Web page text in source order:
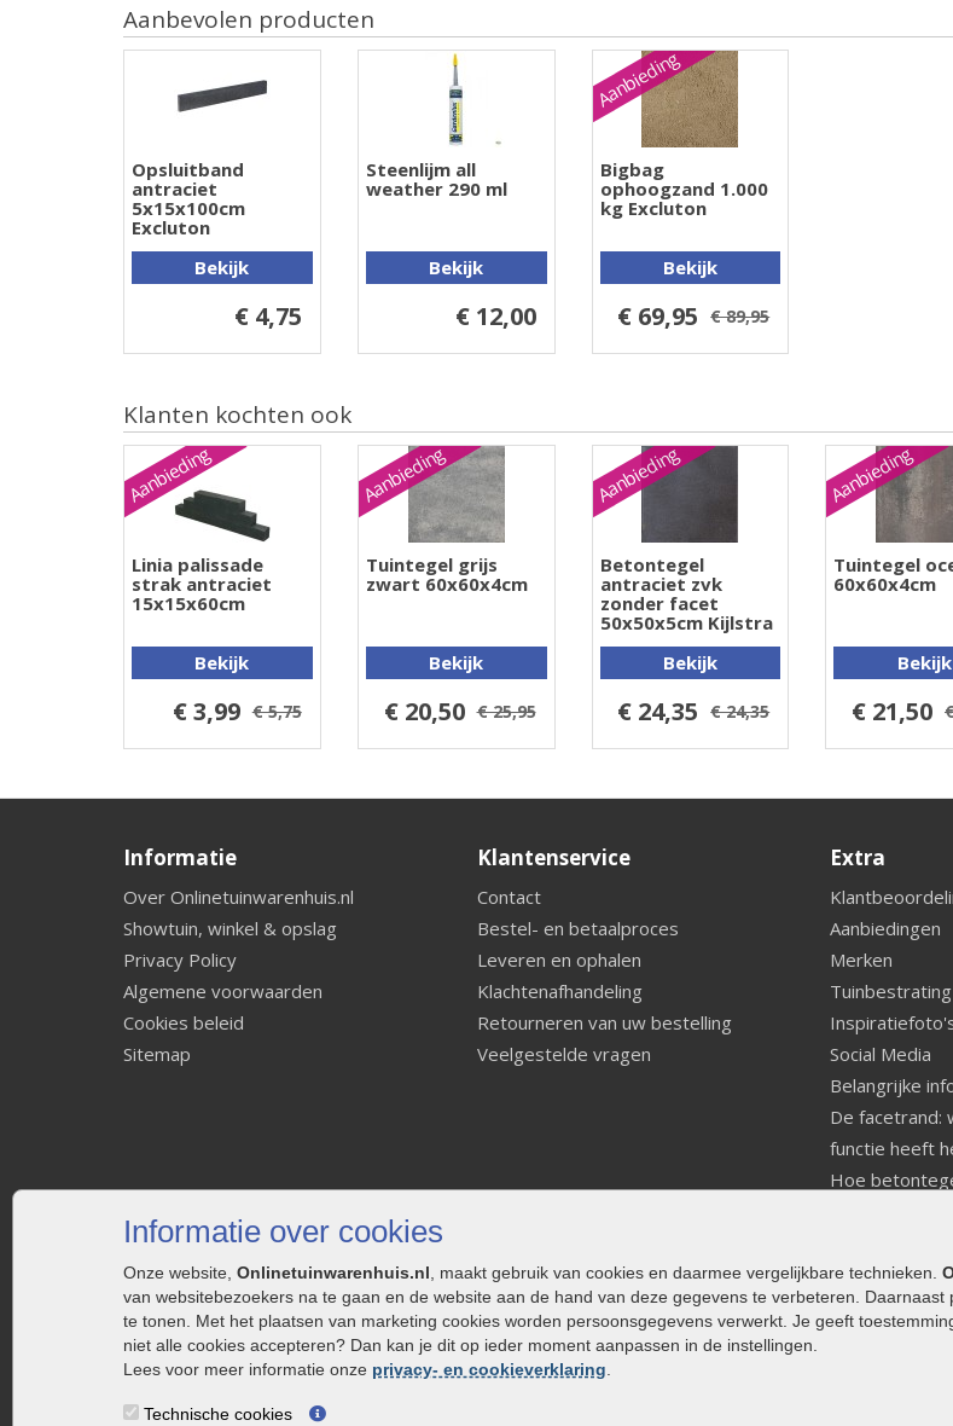
Informatie over cookies
Onze website, Onlinetuinwarenhuis.nl , maakt gebruik van cookies en daarmee vergelijkbare technieken.
van websitebezoekers na te gaan en de website aan de hand van deze gegevens te verbeteren.
te tonen. Met het plaatsen van marketing cookies worden persoonsgegevens verwerkt. Je geeft
niet alle cookies accepteren? Dan kan je dit op ieder moment aanpassen in de instellingen.
Lees voor meer informatie onze privacy- en cookieverklaring
Technische cookies
Aanbevolen producten
Opsluitband
antraciet
5x15x100cm
Excluton
Bekijk
€ 4,75
Steenlijm all
weather 290 ml
Bekijk
€ 12,00
Aanbieding
Bigbag
ophoogzand 1.000
kg Excluton
Bekijk
€ 69,95 € 89,95
Klanten kochten ook
Aanbieding
Linia palissade
strak antraciet
15x15x60cm
Bekijk
€ 3,99 € 5,75
Aanbieding
Tuintegel grijs
zwart 60x60x4cm
Bekijk
€ 20,50 € 25,95
Aanbieding
Betontegel
antraciet zvk
zonder facet
50x50x5cm Kijlstra
Bekijk
€ 24,35 € 24,35
Aanbieding
Tuintegel
60x60x4cm
Bekijk
€ 21,50
Informatie
Over Onlinetuinwarenhuis.nl
Showtuin, winkel & opslag
Privacy Policy
Algemene voorwaarden
Cookies beleid
Sitemap
Klantenservice
Contact
Bestel- en betaalproces
Leveren en ophalen
Klachtenafhandeling
Retourneren van uw bestelling
Veelgestelde vragen
Extra
Aanbiedingen
Merken
Tuinbestrating
Social Media
Belangrijke
De facetrand:
functie heeft
Hoe
Welke tuinstijl
Strakke tuin